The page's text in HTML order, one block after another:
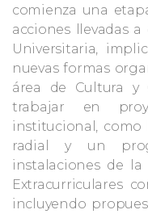
comienza una
acciones llevadas
Universitaria,
nuevas formas
área de Cultura y
trabajar en
institucional, como
radial y un
instalaciones de la
Extracurriculares
incluyendo